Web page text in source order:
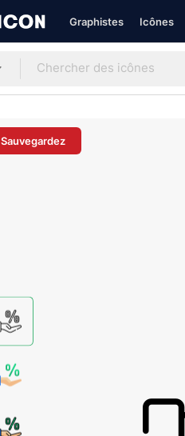
Graphistes Icônes
Sauvegardez